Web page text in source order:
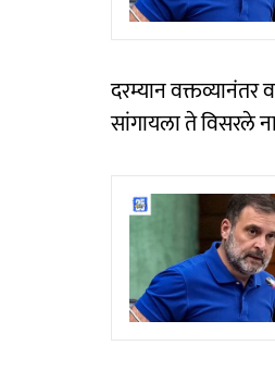
दरम्यान वक्तव्यानंतर
सांगायला ते विसरले